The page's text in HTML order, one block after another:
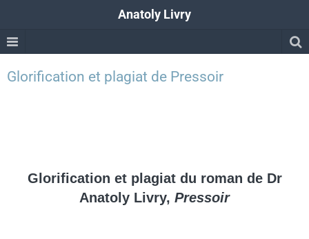
Anatoly Livry
Glorification et plagiat de Pressoir
Glorification et plagiat du roman de Dr
Anatoly Livry, Pressoir